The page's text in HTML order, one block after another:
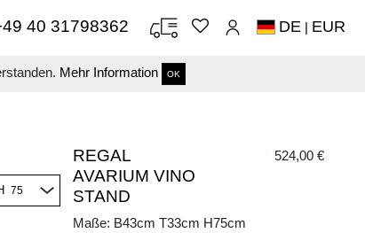
Mehr Information OK
40 31798362 DE | EUR
REGAL
AVARIUM VINO
STAND
524,00 €
Maße: B43cm T33cm H75cm